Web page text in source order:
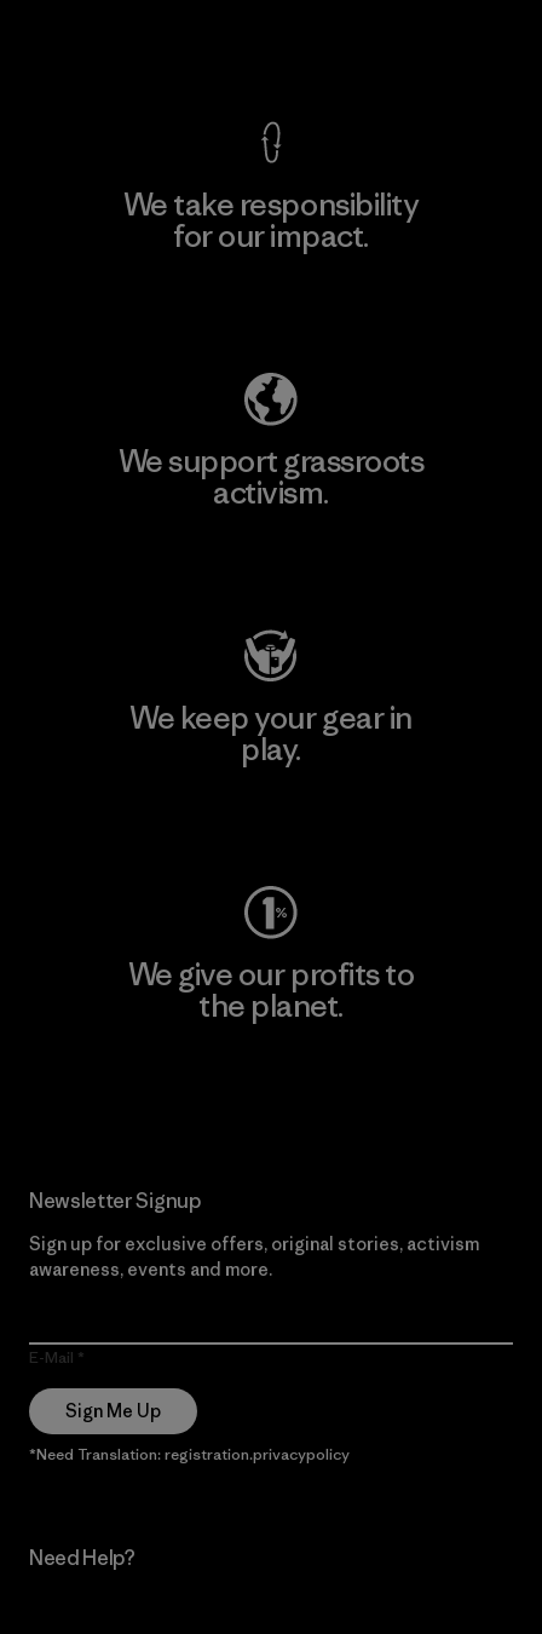
We take responsibility
for our impact.
We support grassroots
activism.
We keep your gear in
play.
We give our profits to
the planet.
Newsletter Signup
Sign up for exclusive offers, original stories, activism
awareness, events and more.
E-Mail
Sign Me Up
*Need Translation: registration.privacypolicy
Need Help?